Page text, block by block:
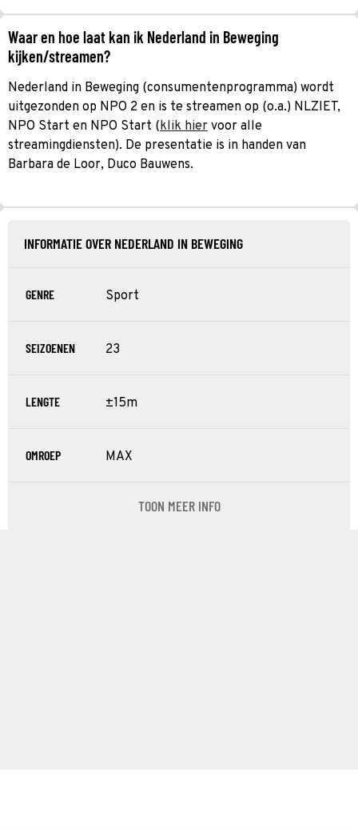
Waar en hoe laat kan ik Nederland in Beweging
kijken/streamen?
Nederland in Beweging (consumentenprogramma) wordt
uitgezonden op NPO 2 en is te streamen op (o.a.) NLZIET,
NPO Start en NPO Start (klik hier voor alle
streamingdiensten). De presentatie is in handen van
Barbara de Loor, Duco Bauwens.
INFORMATIE OVER NEDERLAND IN BEWEGING
GENRE Sport
SEIZOENEN 23
LENGTE ±15m
OMROEP MAX
TOON MEER INFO